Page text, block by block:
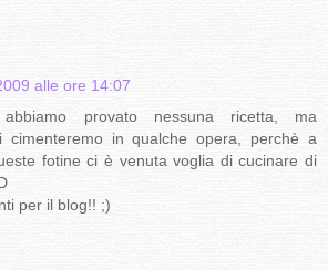
alle ore 14:07
provato nessuna ricetta, ma
cimenteremo in qualche opera, perchè a
fotine ci è venuta voglia di cucinare di
per il blog!! ;)